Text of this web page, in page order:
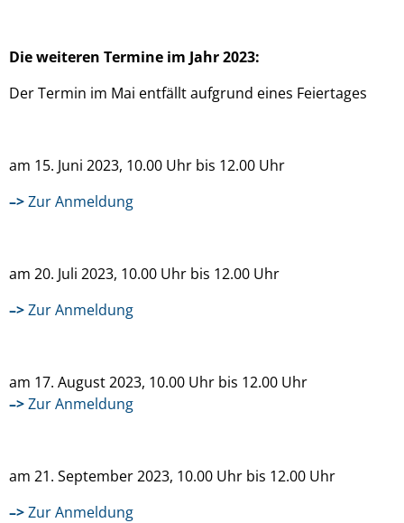
Die weiteren Termine im Jahr 2023:
Der Termin im Mai entfällt aufgrund eines Feiertages
am 15. Juni 2023, 10.00 Uhr bis 12.00 Uhr
–>Zur Anmeldung
am 20. Juli 2023, 10.00 Uhr bis 12.00 Uhr
–>Zur Anmeldung
am 17. August 2023, 10.00 Uhr bis 12.00 Uhr
–>Zur Anmeldung
am 21. September 2023, 10.00 Uhr bis 12.00 Uhr
–>Zur Anmeldung